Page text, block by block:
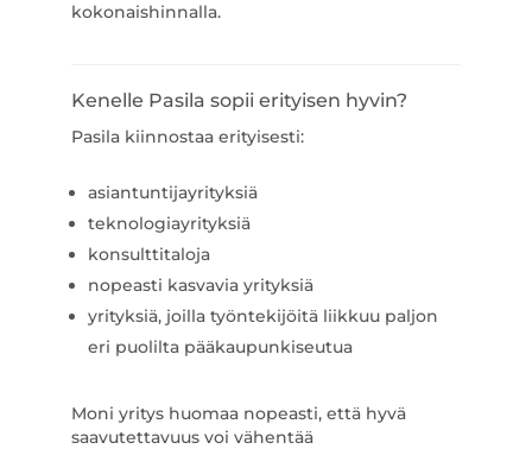
kokonaishinnalla.
Kenelle Pasila sopii erityisen hyvin?
Pasila kiinnostaa erityisesti:
asiantuntijayrityksiä
teknologiayrityksiä
konsulttitaloja
nopeasti kasvavia yrityksiä
yrityksiä, joilla työntekijöitä liikkuu paljon
eri puolilta pääkaupunkiseutua
Moni yritys huomaa nopeasti, että hyvä
saavutettavuus voi vähentää